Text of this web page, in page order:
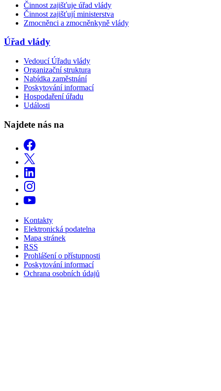
Činnost zajišťuje úřad vlády
Činnost zajišťují ministerstva
Zmocněnci a zmocněnkyně vlády
Úřad vlády
Vedoucí Úřadu vlády
Organizační struktura
Nabídka zaměstnání
Poskytování informací
Hospodaření úřadu
Události
Najdete nás na
Kontakty
Elektronická podatelna
Mapa stránek
RSS
Prohlášení o přístupnosti
Poskytování informací
Ochrana osobních údajů